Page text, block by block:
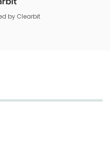
by Clearbit